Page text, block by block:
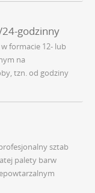
godzinny
formacie 12- lub
na
tzn. od godziny
sztab
palety barw